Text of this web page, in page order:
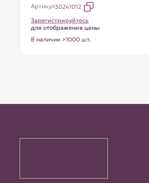
Артикул30241012
Зарегистрируйтесь
для отображения цены
В наличии >1000 шт.